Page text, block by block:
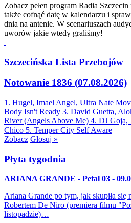
Zobacz pełen program Radia
także cofnąć datę w kalendarzu i
dnia na antenie. W scenariuszach
uworów jakie wtedy graliśmy!
Szczecińska Lista Przebojów
Notowanie 1836 (07.08.2026)
1. Hugel, Imael Angel, Ultra Nate
Body Isn't Ready 3. David Guetta,
River (Angels Above Me) 4. DJ Goja,
Chico 5. Temper City Self Aware
Zobacz Głosuj »
Płyta tygodnia
ARIANA GRANDE - Petal 03 -
Ariana Grande po tym, jak skupiła się
Robertem De Niro (premiera filmu
listopadzie)…